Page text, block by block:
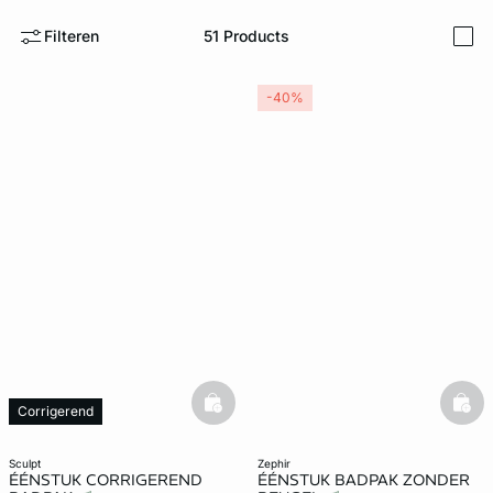
Filteren 51 Products
sculpt
ÉÉNSTUK CORRIGEREND
Corrigerend
basketfull
zephir
ÉÉNSTUK BADPAK ZONDER
-40%